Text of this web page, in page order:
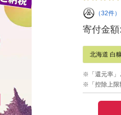
（32件）
寄付金額:
北海道 白
※「還元率」
※「控除上限